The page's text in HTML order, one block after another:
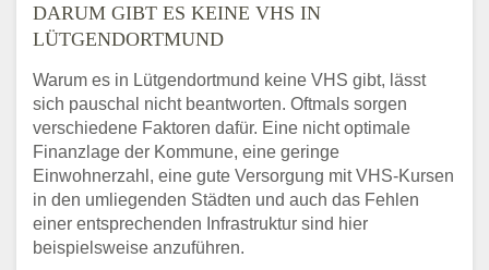
3 schnelle Tipps
Checkliste: So finden auch Menschen aus
Abendschule in der Region rund um
Lütgendortmund
VHS steht für Erwachsenenbildung
Online-Kurse: Alternative Angebote zum
VHS-Kurs
Vor- und Nachteile von Online-Kursen
Checkliste: Darauf kommt es bei
DARUM GIBT ES KEINE VHS IN
LÜTGENDORTMUND
Warum es in Lütgendortmund keine VHS gibt, lässt
sich pauschal nicht beantworten. Oftmals sorgen
verschiedene Faktoren dafür. Eine nicht optimale
Finanzlage der Kommune, eine geringe
Einwohnerzahl, eine gute Versorgung mit VHS-Kursen
in den umliegenden Städten und auch das Fehlen
einer entsprechenden Infrastruktur sind hier
beispielsweise anzuführen.